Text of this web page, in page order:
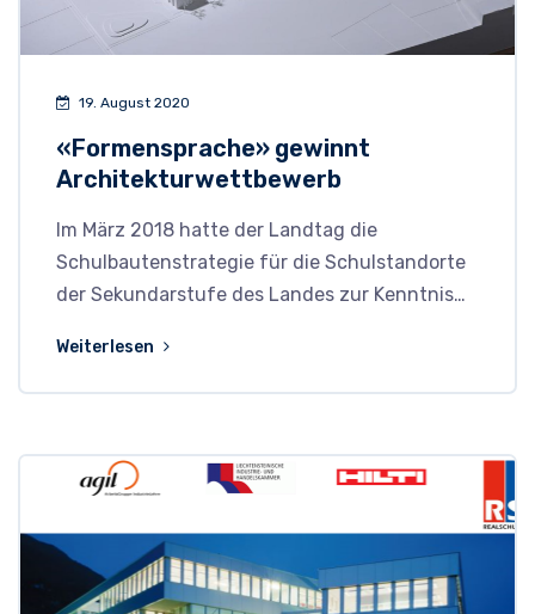
19. August 2020
«Formensprache» gewinnt
Architekturwettbewerb
Im März 2018 hatte der Landtag die
Schulbautenstrategie für die Schulstandorte
der Sekundarstufe des Landes zur Kenntnis…
Weiterlesen